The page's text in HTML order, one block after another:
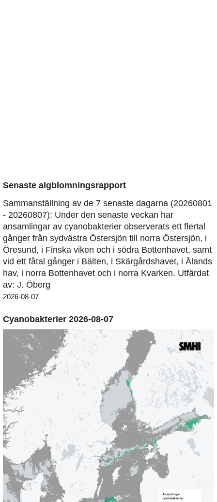
Senaste algblomningsrapport
Sammanställning av de 7 senaste dagarna (20260801
- 20260807): Under den senaste veckan har
ansamlingar av cyanobakterier observerats ett flertal
gånger från sydvästra Östersjön till norra Östersjön, i
Öresund, i Finska viken och i södra Bottenhavet, samt
vid ett fåtal gånger i Bälten, i Skärgårdshavet, i Ålands
hav, i norra Bottenhavet och i norra Kvarken. Utfärdat
av: J. Öberg
2026-08-07
Cyanobakterier 2026-08-07